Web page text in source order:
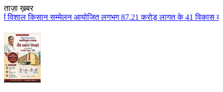
ताज़ा ख़बर
लगभग 87.21 करोड़ लागत के 41 विकास कार्यों का किया